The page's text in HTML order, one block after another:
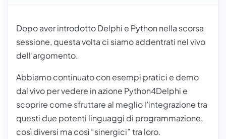
Dopo aver introdotto Delphi e Python nella scorsa
sessione, questa volta ci siamo addentrati nel vivo
dell’argomento.
Abbiamo continuato con esempi pratici e demo
dal vivo per vedere in azione Python4Delphi e
scoprire come sfruttare al meglio l’integrazione tra
questi due potenti linguaggi di programmazione,
così diversi ma così “sinergici” tra loro.